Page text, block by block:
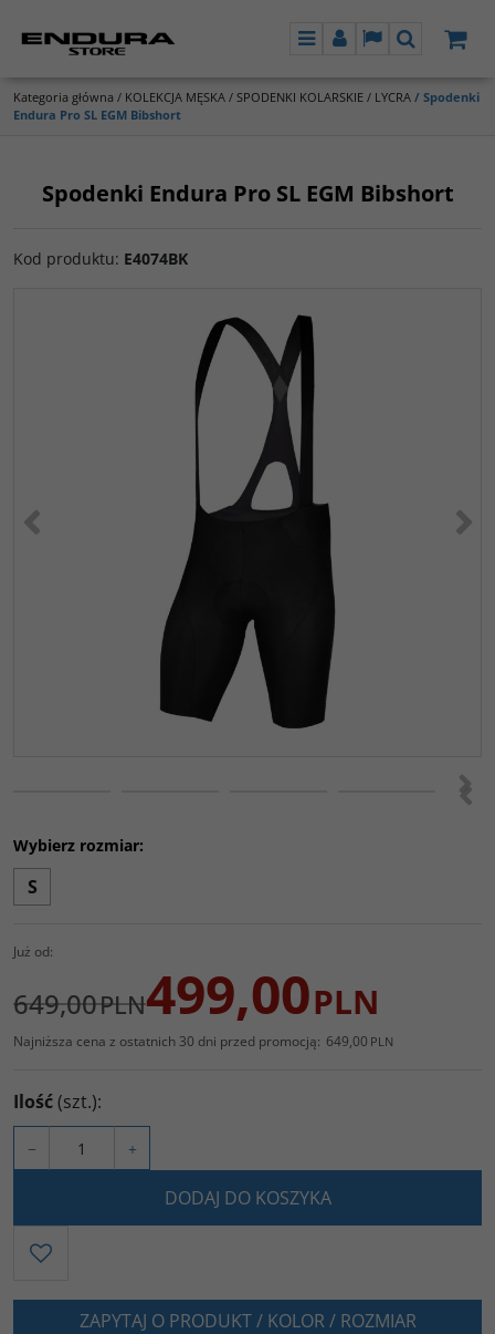
MenuPanel LangSzukaj
Kategoria główna / KOLEKCJA MĘSKA / SPODENKI KOLARSKIE / LYCRA / Spodenki
Endura Pro SL EGM Bibshort
Spodenki Endura Pro SL EGM Bibshort
Kod produktu: E4074BK
<
<
Wybierz rozmiar:
S
Już od:
649,00PLN499,00PLN
Najniższa cena z ostatnich 30 dni przed promocją: 649,00 PLN
Ilość(szt.):
− +
DODAJ DO KOSZYKA
ZAPYTAJ O PRODUKT / KOLOR / ROZMIAR